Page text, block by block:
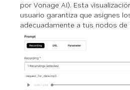
por Vonage AI). Esta
usuario garantiza que asignes
adecuadamente a tus nodos de